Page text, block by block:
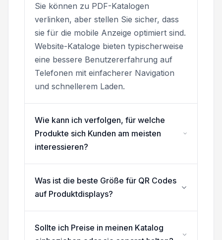
Sie können zu PDF-Katalogen
verlinken, aber stellen Sie sicher, dass
sie für die mobile Anzeige optimiert sind.
Website-Kataloge bieten typischerweise
eine bessere Benutzererfahrung auf
Telefonen mit einfacherer Navigation
und schnellerem Laden.
Wie kann ich verfolgen, für welche
Produkte sich Kunden am meisten
interessieren?
Was ist die beste Größe für QR Codes
auf Produktdisplays?
Sollte ich Preise in meinen Katalog